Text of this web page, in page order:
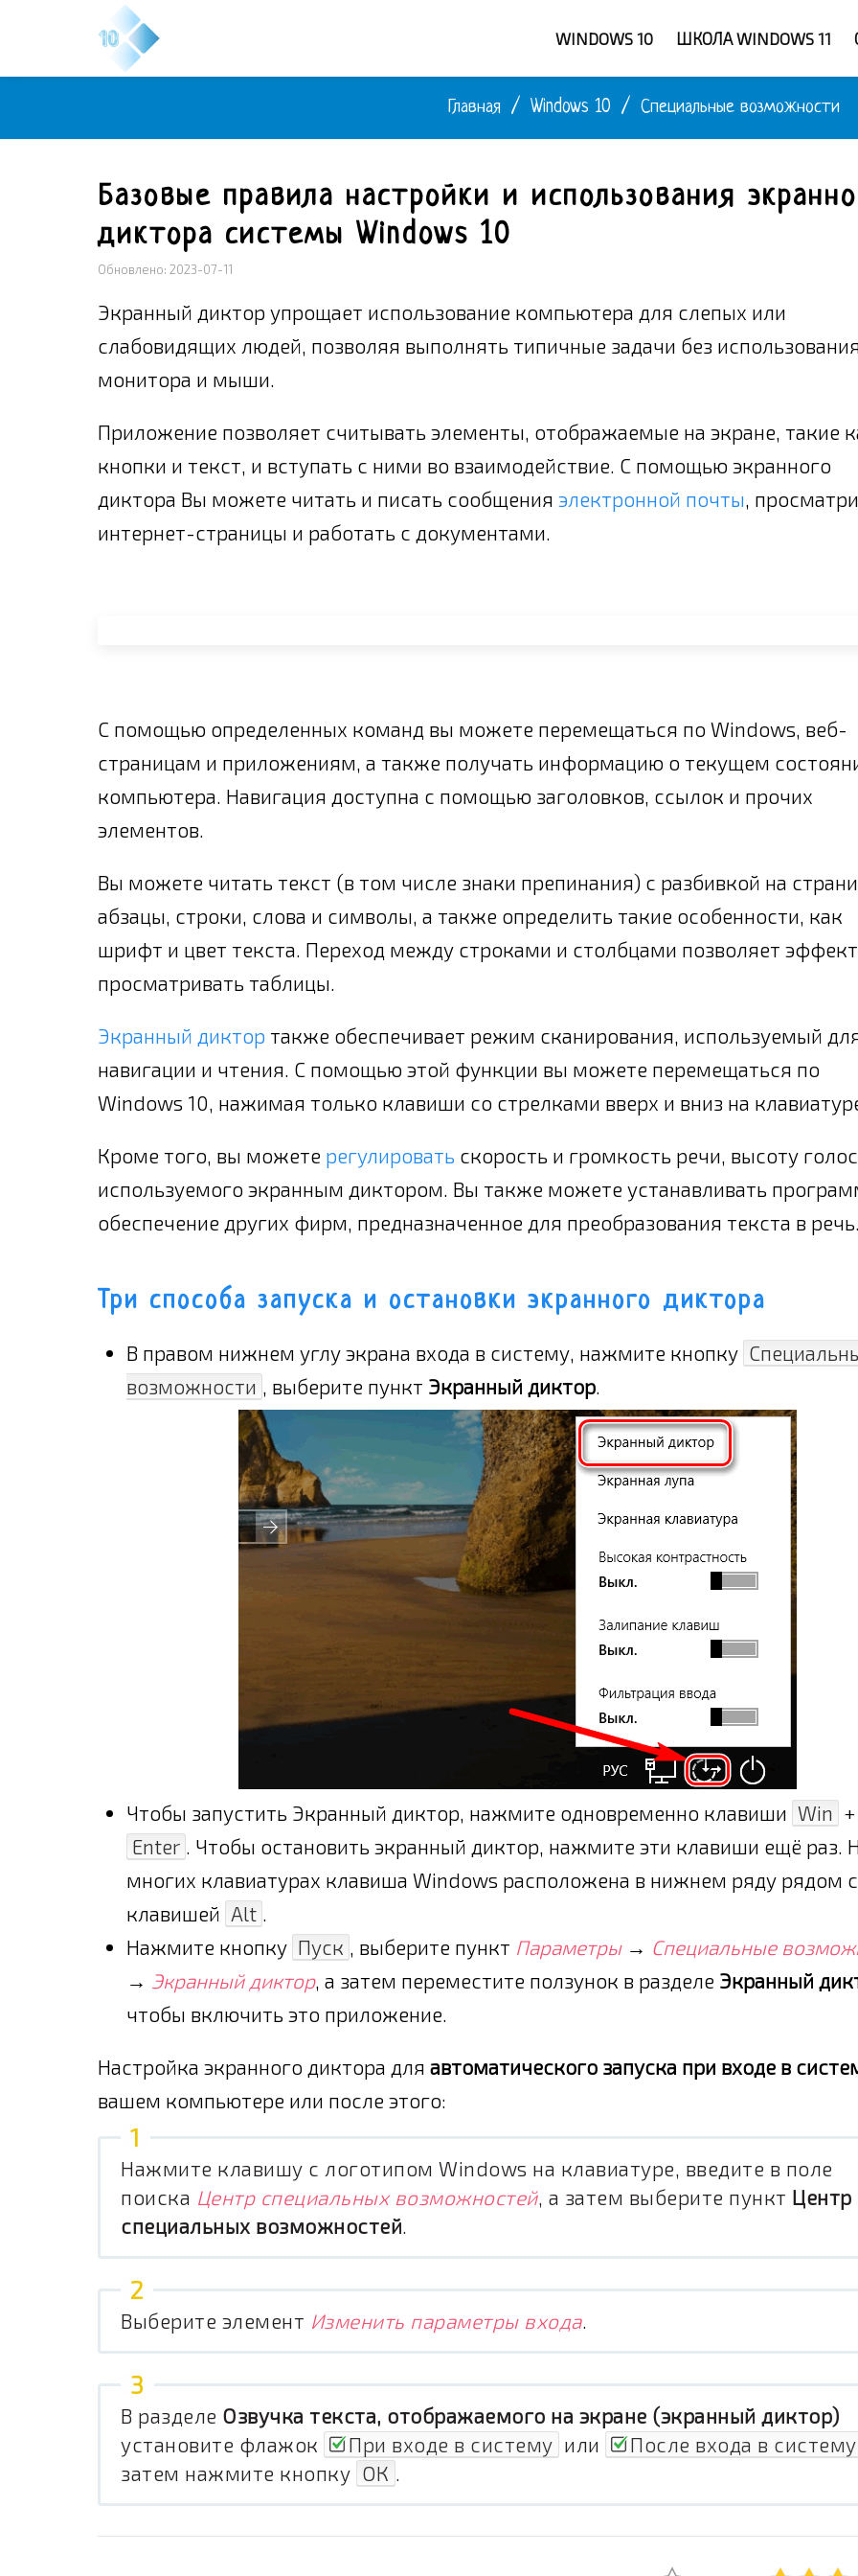
WINDOWS 10 ШКОЛА WINDOWS 11
Главная / Windows 10 / Специальные возможности
Базовые правила настройки и использования
диктора системы Windows 10
Обновлено: 2023-07-11
Экранный диктор упрощает использование компьютера для слепых или
слабовидящих людей, позволяя выполнять типичные задачи без
монитора и мыши.
Приложение позволяет считывать элементы, отображаемые на экране, такие
кнопки и текст, и вступать с ними во взаимодействие. С помощью экранного
диктора Вы можете читать и писать сообщения электронной почты,
интернет-страницы и работать с документами.
С помощью определенных команд вы можете перемещаться по Windows, веб-
страницам и приложениям, а также получать информацию о текущем
компьютера. Навигация доступна с помощью заголовков, ссылок и прочих
элементов.
Вы можете читать текст (в том числе знаки препинания) с разбивкой на
абзацы, строки, слова и символы, а также определить такие особенности, как
шрифт и цвет текста. Переход между строками и столбцами позволяет
просматривать таблицы.
Экранный диктор также обеспечивает режим сканирования, используемый
навигации и чтения. С помощью этой функции вы можете перемещаться по
Windows 10, нажимая только клавиши со стрелками вверх и вниз на
Кроме того, вы можете регулировать скорость и громкость речи, высоту
используемого экранным диктором. Вы также можете устанавливать
обеспечение других фирм, предназначенное для преобразования текста в
Три способа запуска и остановки экранного диктора
В правом нижнем углу экрана входа в систему, нажмите кнопку
возможности , выберите пункт Экранный диктор.
Чтобы запустить Экранный диктор, нажмите одновременно клавиши Win +
Enter . Чтобы остановить экранный диктор, нажмите эти клавиши ещё раз.
многих клавиатурах клавиша Windows расположена в нижнем ряду рядом с
клавишей Alt .
Нажмите кнопку Пуск , выберите пункт Параметры→ Специальные
→ Экранный диктор, а затем переместите ползунок в разделе Экранный
чтобы включить это приложение.
Настройка экранного диктора для автоматического запуска при входе в
вашем компьютере или после этого:
Нажмите клавишу с логотипом Windows на клавиатуре, введите в поле
поиска Центр специальных возможностей, а затем выберите пункт Центр
специальных возможностей.
Выберите элемент Изменить параметры входа.
В разделе Озвучка текста, отображаемого на экране (экранный диктор)
установите флажок
При входе в систему или
После входа в систему
затем нажмите кнопку ОК .